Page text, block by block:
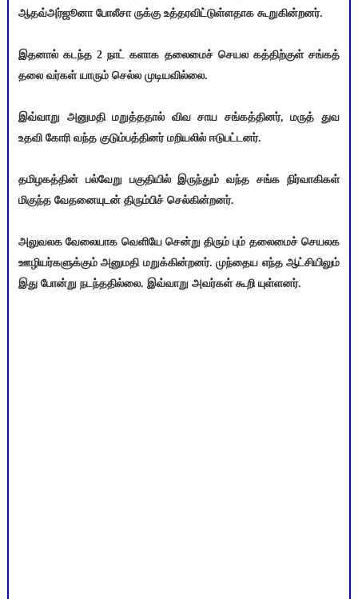
ஆதவ்அர்ஜூனா போலீசா ருக்கு உத்தரவிட்டுள்ளதாக கூறுகின்றனர்.
இதனால் கடந்த 2 நாட் களாக தலைமைச் செயல கத்திற்குள் சங்கத்
தலை வர்கள் யாரும் செல்ல முடியவில்லை.
இவ்வாறு அனுமதி மறுத்ததால் விவ சாய சங்கத்தினர், மருத் துவ
உதவி கோரி வந்த குடும்பத்தினர் மறியலில் ஈடுபட்டனர்.
தமிழகத்தின் பல்வேறு பகுதியில் இருந்தும் வந்த சங்க நிர்வாகிகள்
மிகுந்த வேதனையுடன் திரும்பிச் செல்கின்றனர்.
அலுவலக வேலையாக வெளியே சென்று திரும் பும் தலைமைச் செயலக
ஊழியர்களுக்கும் அனுமதி மறுக்கின்றனர். முந்தைய எந்த ஆட்சியிலும்
இது போன்று நடந்ததில்லை. இவ்வாறு அவர்கள் கூறி யுள்ளனர்.